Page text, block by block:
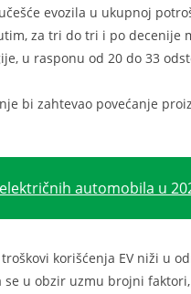
evozila u ukupnoj
za tri do tri i po decenije
u rasponu od 20 do 33
bi zahtevao povećanje
automobila u
korišćenja EV niži u
u obzir uzmu brojni